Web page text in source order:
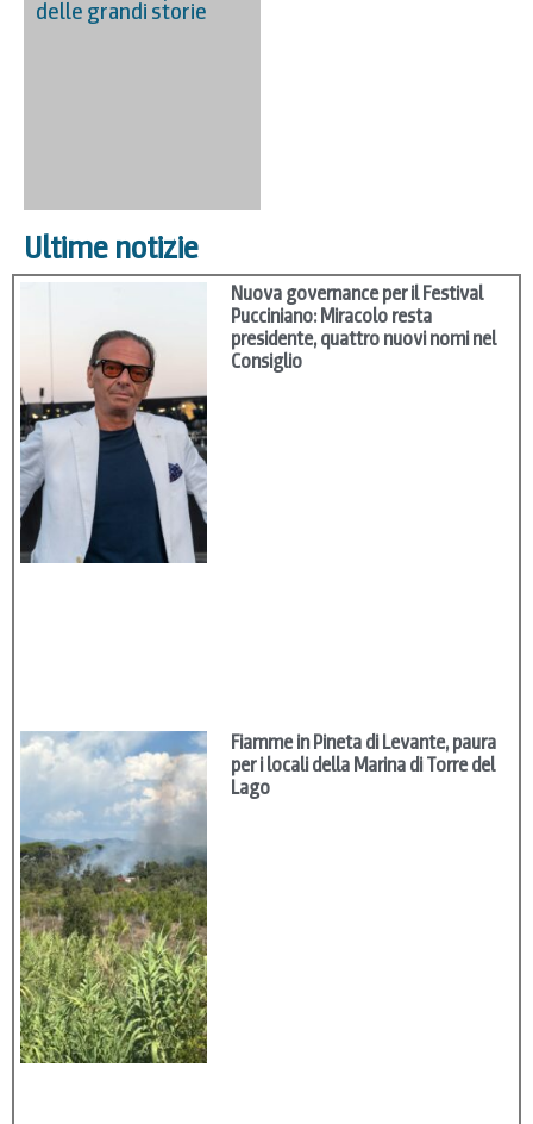
delle grandi storie
Ultime notizie
Nuova governance per il Festival
Pucciniano: Miracolo resta
presidente, quattro nuovi nomi nel
Consiglio
Fiamme in Pineta di Levante, paura
per i locali della Marina di Torre del
Lago